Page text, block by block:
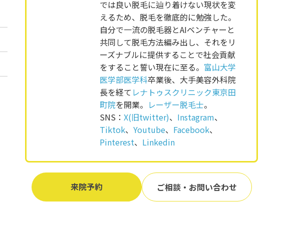
では良い脱毛に辿り着けない現状を変
えるため、脱毛を徹底的に勉強した。
自分で一流の脱毛器とAIベンチャーと
共同して脱毛方法編み出し、それをリ
ーズナブルに提供することで社会貢献
をすること誓い現在に至る。 富山大学
医学部医学科卒業後、大手美容外科院
長を経て レナトゥスクリニック東京田
町院を開業。 レーザー脱毛士。
SNS： X(旧twitter)、 Instagram、
Tiktok、 Youtube、 Facebook、
Pinterest、 Linkedin
来院予約 ご相談・お問い合わせ